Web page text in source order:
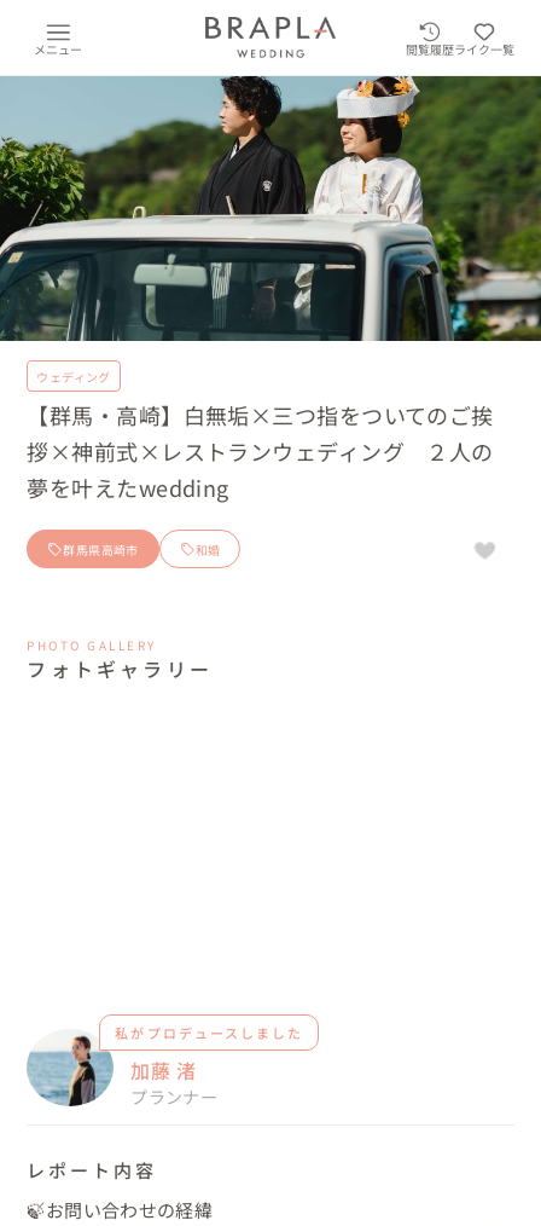
メニュー 閲覧履歴ライク一覧
ウェディング
【群馬・高崎】白無垢×三つ指をついてのご挨
拶×神前式×レストランウェディング ２人の
夢を叶えたwedding
群馬県高崎市 和婚
PHOTO GALLERY
フォトギャラリー
私がプロデュースしました
加藤 渚
プランナー
レポート内容
🍃お問い合わせの経緯